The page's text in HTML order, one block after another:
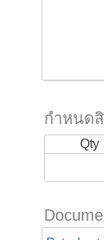
กำหนด
Qty